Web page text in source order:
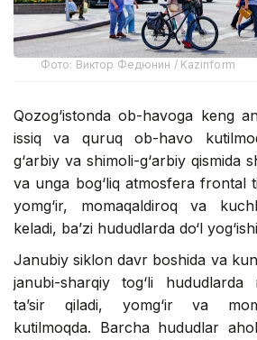
Фото: Виктор Федюнин / Kazinform
Qozog‘istonda ob-havoga keng
issiq va quruq ob-havo
g‘arbiy va shimoli-g‘arbiy qismida
va unga bog‘liq atmosfera frontal
yomg‘ir, momaqaldiroq va
keladi, ba’zi hududlarda do‘l
Janubiy siklon davr boshida va
janubi-sharqiy tog‘li hududlarda
ta’sir qiladi, yomg‘ir va
kutilmoqda. Barcha hududlar